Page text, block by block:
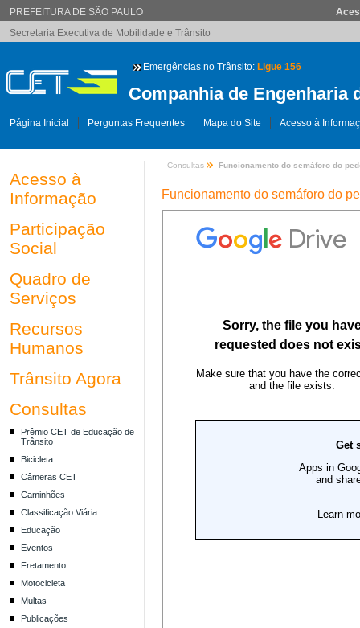
PREFEITURA DE SÃO PAULO
Secretaria Executiva de Mobilidade e Trânsito
Emergências no Trânsito: Ligue 156
Companhia de Engenharia
Página Inicial Perguntas Frequentes Mapa do Site Acesso à
Acesso à
Informação
Participação
Social
Quadro de
Serviços
Recursos
Humanos
Trânsito Agora
Consultas
Prêmio CET de Educação de
Trânsito
Bicicleta
Câmeras CET
Caminhões
Classificação Viária
Educação
Eventos
Fretamento
Motocicleta
Multas
Publicações
Consultas Funcionamento do semáforo do
Funcionamento do semáforo do